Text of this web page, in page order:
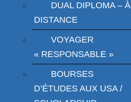
DUAL DIPLOMA – À
DISTANCE
VOYAGER
« RESPONSABLE »
BOURSES
D’ÉTUDES AUX USA /